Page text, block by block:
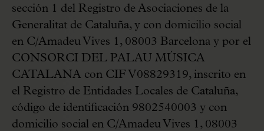
sección 1 del Registro de Asociaciones de la
Generalitat de Cataluña, y con domicilio social
en C/Amadeu Vives 1, 08003 Barcelona y por el
CONSORCI DEL PALAU MÚSICA
CATALANA con CIF V08829319, inscrito en
el Registro de Entidades Locales de Cataluña,
código de identificación 9802540003 y con
domicilio social en C/Amadeu Vives 1, 08003